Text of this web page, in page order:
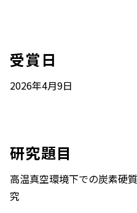
受賞日
2026年4月9日
研究題目
高温真空環境下での炭素硬
究